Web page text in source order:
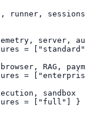
runner, sessions
=
RAG,
=
sandbox
= ["full"] }